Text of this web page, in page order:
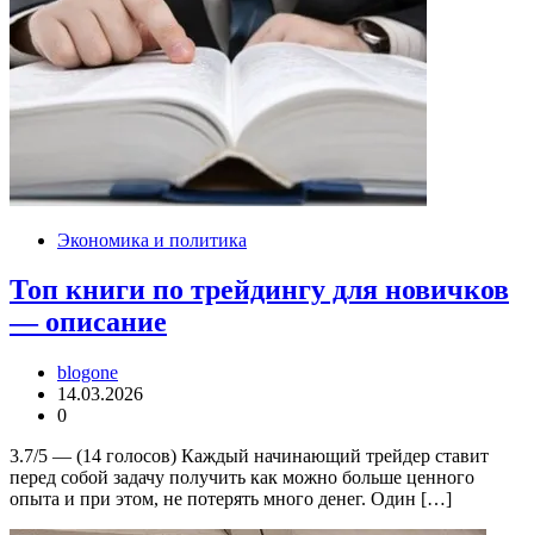
Экономика и политика
Топ книги по трейдингу для новичков
— описание
blogone
14.03.2026
0
3.7/5 — (14 голосов) Каждый начинающий трейдер ставит
перед собой задачу получить как можно больше ценного
опыта и при этом, не потерять много денег. Один […]